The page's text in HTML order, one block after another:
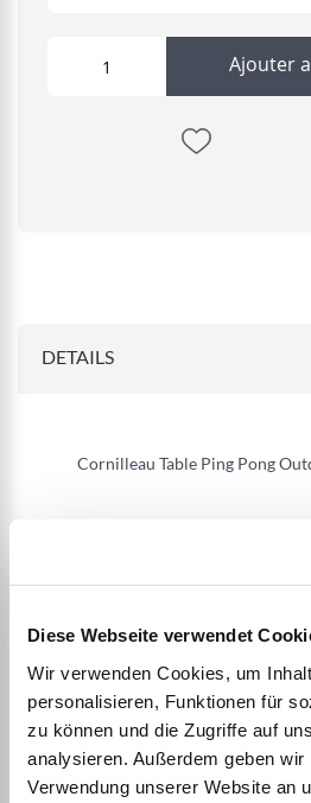
Diese Webseite verwendet
Wir verwenden Cookies, um
personalisieren, Funktionen für
zu können und die Zugriffe auf
analysieren. Außerdem geben
Verwendung unserer Website an
Ajouter
DETAILS
Cornilleau Table Ping Pong
Dimensions : 274 x 152.5 x 76
Verrouillage: statique
Type de pieds/dimensions:
fixation au sol
Type de filet: filet en acier
poteaux -Set filet Advance:filet